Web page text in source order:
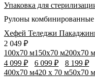
Упаковка для
Рулоны
Хефей Теледжи
100х70 м
4 099 ₽
150х70 м
6 099 ₽
200х70 м
8 199 ₽
400х70 м420 х 70 м50х70 м
2 049 ₽